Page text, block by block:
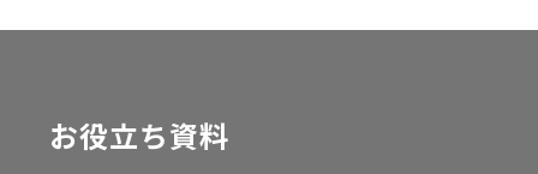
お役立ち資料